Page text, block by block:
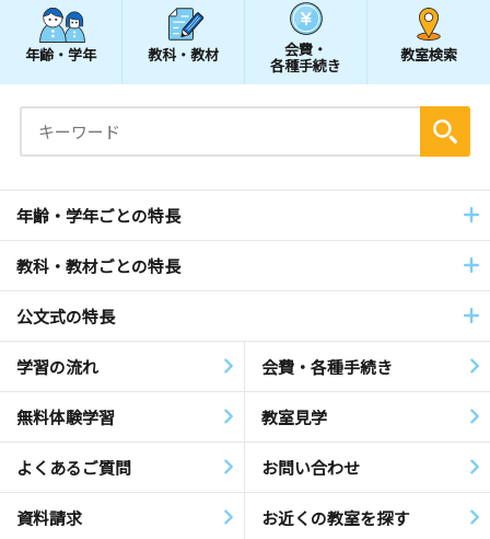
年齢・学年 教科・教材 会費・
各種手続き
教室検索
年齢・学年ごとの特長
教科・教材ごとの特長
公文式の特長
学習の流れ 会費・各種手続き
無料体験学習 教室見学
よくあるご質問 お問い合わせ
資料請求 お近くの教室を探す